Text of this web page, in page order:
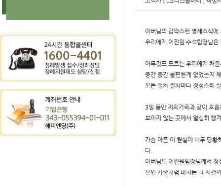
아버님의 갑작스런 별세소식
우리에게 이진원 수석팀장님
아무것도 모르는 우리에게 처
중간 중간 불편한게 없었는지
모든 절차 절차마다 정성스레
3일 동안 저희가족과 같이 호
보이지 않는 곳에서 열심히 챙
가슴 아픈 이 현실에 너무 당황
다.
아버님도 이진원팀장님께서
본인 가족처럼 마치는 그 시간